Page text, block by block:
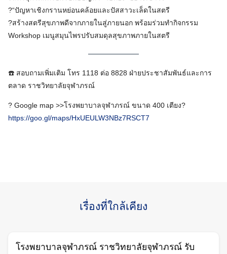
Search
for:
?“ปัญหาเชิงกรานหย่อนคล้อยและปัสสาวะเล็ดในสตรี
?สร้างสตรีสุขภาพดีจากภายในสู่ภายนอก พร้อมร่วมทำกิจกรรม
Workshop เมนูสมุนไพรปรับสมดุลสุขภาพภายในสตรี
☎️ สอบถามเพิ่มเติม โทร 1118 ต่อ 8828 ฝ่ายประชาสัมพันธ์และการ
ตลาด ราชวิทยาลัยจุฬาภรณ์
? Google map >>โรงพยาบาลจุฬาภรณ์ ขนาด 400 เตียง?
https://goo.gl/maps/HxUEULW3NBz7RSCT7
เรื่องที่ใกล้เคียง
โรงพยาบาลจุฬาภรณ์ ราชวิทยาลัยจุฬาภรณ์ รับ